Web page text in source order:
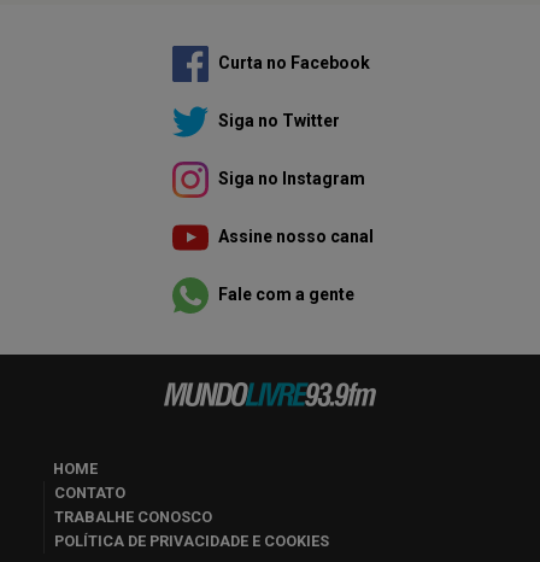
Curta no Facebook
Siga no Twitter
Siga no Instagram
Assine nosso canal
Fale com a gente
HOME
CONTATO
TRABALHE CONOSCO
POLÍTICA DE PRIVACIDADE E COOKIES